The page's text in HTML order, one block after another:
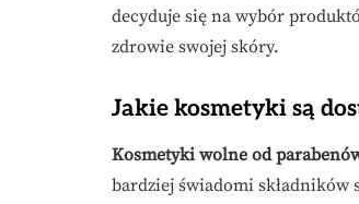
decyduje się na wybór
zdrowie swojej skóry.
Jakie kosmetyki są
Kosmetyki wolne od
bardziej świadomi składników